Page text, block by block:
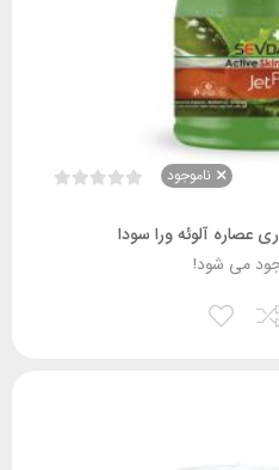
ناموجود
عصاره آلوئه ورا سودا
می شود!